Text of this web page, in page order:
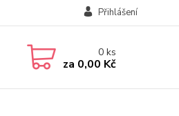
Přihlášení
0ks
za 0,00 Kč